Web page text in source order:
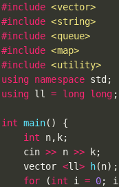
#include <vector>
#include <string>
#include <queue>
#include <map>
#include <utility>
using namespace std ;
using ll = long long ;
int main( )
{
int n, k;
    cin
>> n >> k;
    vector
<ll> h(n) ;
for
(int i = 0; i